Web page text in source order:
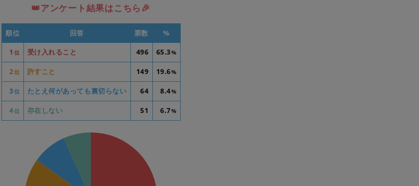
👑アンケート結果はこちら🎉
順位 回答 票数 %
1 位 受け入れること 496 65.3%
2位 許すこと 149 19.6%
3位 たとえ何があっても裏切らない 64 8.4%
4位 存在しない 51 6.7%